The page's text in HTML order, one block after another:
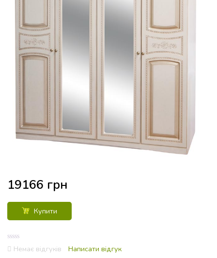
19166 грн
Купити
0
outНемає відгуків Написати відгук